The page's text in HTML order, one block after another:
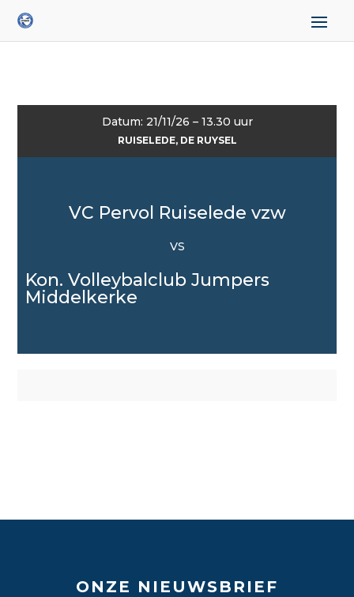
Datum: 21/11/26 – 13.30 uur
RUISELEDE, DE RUYSEL
VC Pervol Ruiselede vzw
VS
Kon. Volleybalclub Jumpers
Middelkerke
ONZE NIEUWSBRIEF